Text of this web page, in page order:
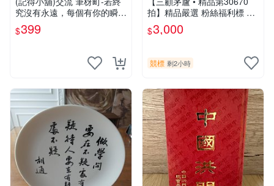
究沒有永遠，每個有你的瞬間
都是多一點【限量作者親簽
版】換張景嵐成語蕎辜莞允等
$399
拍】精品嚴選 粉絲福利標 日
本動漫大師 車田正美簽名照
片《聖鬥士星矢》！ 特惠起
$3,000
競標 剩2小時